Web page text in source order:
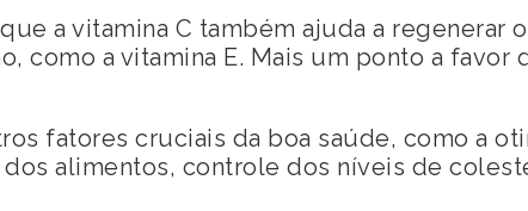
a vitamina C também ajuda a regenerar
como a vitamina E. Mais um ponto a favor
fatores cruciais da boa saúde, como a
alimentos, controle dos níveis de